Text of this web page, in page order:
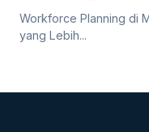
Workforce Planning di
yang Lebih...